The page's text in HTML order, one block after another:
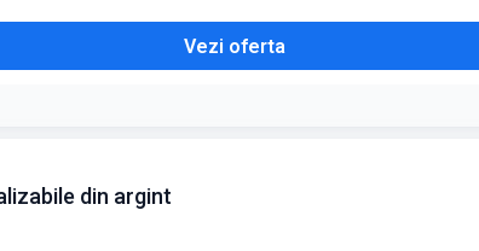
Vezi oferta
din argint